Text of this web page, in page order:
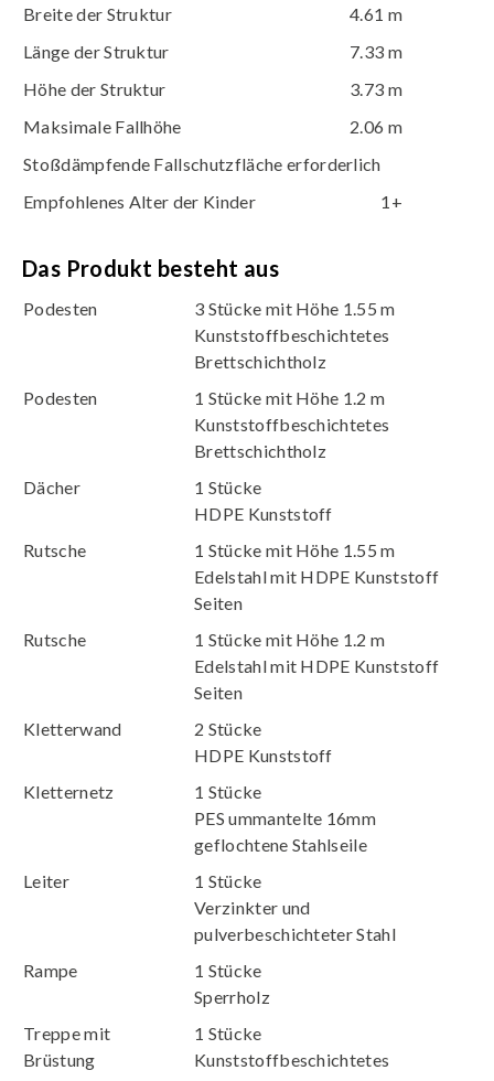
Breite der Struktur
4.61 m
Länge der Struktur
7.33 m
Höhe der Struktur
3.73 m
Maksimale Fallhöhe
2.06 m
Stoßdämpfende Fallschutzfläche erforderlich
Empfohlenes Alter der Kinder
1+
Das Produkt besteht aus
Podesten
3 Stücke mit Höhe 1.55 m
Kunststoffbeschichtetes
Brettschichtholz
Podesten
1 Stücke mit Höhe 1.2 m
Kunststoffbeschichtetes
Brettschichtholz
Dächer
1 Stücke
HDPE Kunststoff
Rutsche
1 Stücke mit Höhe 1.55 m
Edelstahl mit HDPE Kunststoff
Seiten
Rutsche
1 Stücke mit Höhe 1.2 m
Edelstahl mit HDPE Kunststoff
Seiten
Kletterwand
2 Stücke
HDPE Kunststoff
Kletternetz
1 Stücke
PES ummantelte 16mm
geflochtene Stahlseile
Leiter
1 Stücke
Verzinkter und
pulverbeschichteter Stahl
Rampe
1 Stücke
Sperrholz
Treppe mit
Brüstung
1 Stücke
Kunststoffbeschichtetes